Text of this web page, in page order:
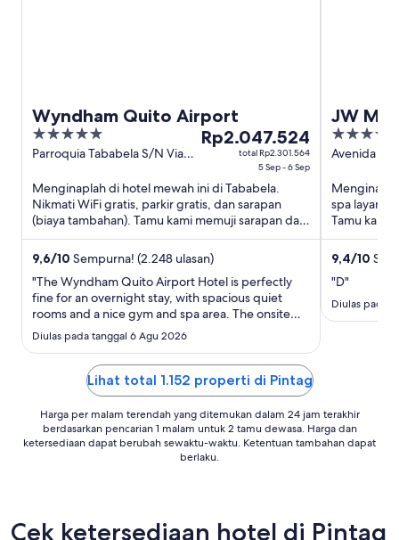
Wyndham Quito Airport
5
out
5
Parroquia Tababela S/N Via
Harga
Rp2.047.524
malam
dari
5
hingga
6
Sep
Rp2.047.524
total Rp2.301.564
5 Sep - 6 Sep
Menginaplah di hotel mewah ini di Tababela.
Nikmati WiFi gratis, parkir gratis, dan sarapan
(biaya tambahan). Tamu kami memuji sarapan dan
restoran di ulasan ...
9,6/10 Sempurna! (2.248 ulasan)
"The Wyndham Quito Airport Hotel is perfectly
fine for an overnight stay, with spacious quiet
rooms and a nice gym and spa area. The onsite
restaurant is good and serves nice breakfast."
Diulas pada tanggal 6 Agu 2026
JW
4.5
out
5
Avenida
Pichincha
spa
Tamu kami
wisata
9,4/10
"D"
Diulas pada
Lihat total 1.152 properti di Pintag
Harga per malam terendah yang ditemukan dalam 24 jam terakhir
berdasarkan pencarian 1 malam untuk 2 tamu dewasa. Harga dan
ketersediaan dapat berubah sewaktu-waktu. Ketentuan tambahan dapat
berlaku.
Cek ketersediaan hotel di Pintag